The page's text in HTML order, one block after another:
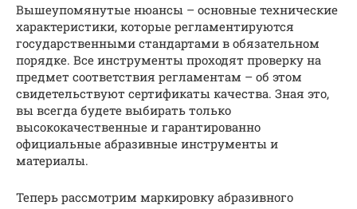
Вышеупомянутые нюансы – основные технические
характеристики, которые регламентируются
государственными стандартами в обязательном
порядке. Все инструменты проходят проверку на
предмет соответствия регламентам – об этом
свидетельствуют сертификаты качества. Зная это,
вы всегда будете выбирать только
высококачественные и гарантированно
официальные абразивные инструменты и
материалы.
Теперь рассмотрим маркировку абразивного